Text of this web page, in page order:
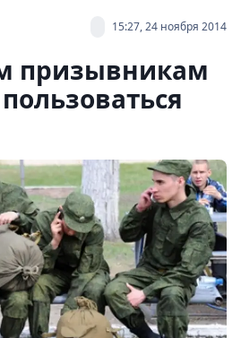
15:27, 24 ноября 2014
призывникам